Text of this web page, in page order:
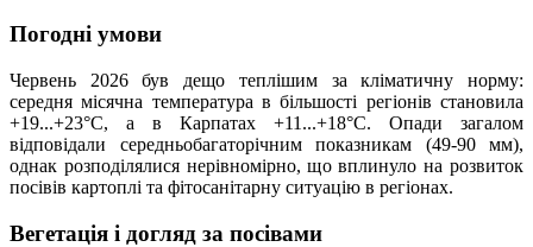
Погодні умови
Червень 2026 був дещо теплішим за кліматичну норму:
середня місячна температура в більшості регіонів становила
+19...+23°C, а в Карпатах +11...+18°C. Опади загалом
відповідали середньобагаторічним показникам (49-90 мм),
однак розподілялися нерівномірно, що вплинуло на розвиток
посівів картоплі та фітосанітарну ситуацію в регіонах.
Вегетація і догляд за посівами